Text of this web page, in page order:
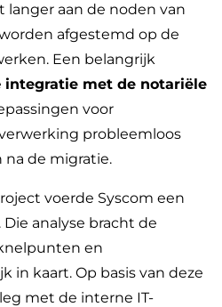
aan de noden van
afgestemd op de
Een belangrijk
integratie met de notariële
voor
probleemloos
de migratie.
voerde Syscom een
Die analyse bracht de
en
in kaart. Op basis van deze
met de interne IT-